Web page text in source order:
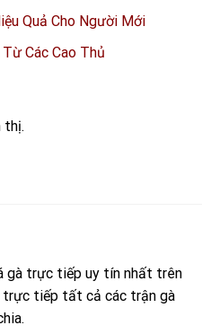
Quả Cho Người Mới
Các Cao Thủ
thị.
gà trực tiếp uy tín nhất trên
trực tiếp tất cả các trận gà